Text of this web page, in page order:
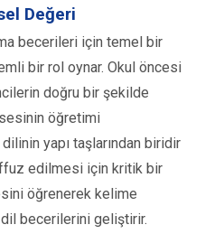
Değeri
becerileri için temel bir
bir rol oynar. Okul öncesi
doğru bir şekilde
sesinin öğretimi
yapı taşlarından biridir
edilmesi için kritik bir
öğrenerek kelime
dil becerilerini geliştirir.